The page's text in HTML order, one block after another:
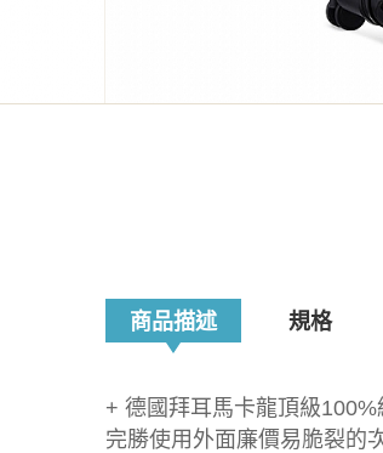
商品描述 規格
+ 德國拜耳馬卡龍頂級
完勝使用外面廉價易脆裂的